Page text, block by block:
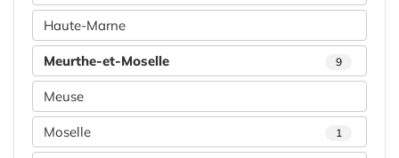
Haute-Marne
Meurthe-et-Moselle 9
Meuse
Moselle 1